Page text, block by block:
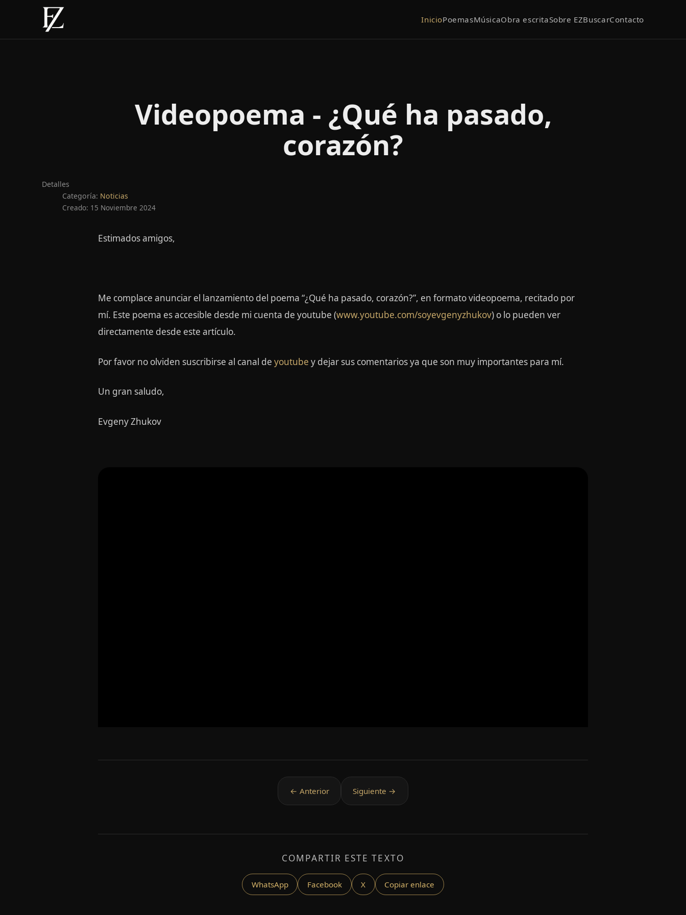
InicioPoemasMúsicaObra escritaSobre EZBuscarContacto
Videopoema - ¿Qué ha pasado,
corazón?
Detalles
Categoría: Noticias
Creado: 15 Noviembre 2024
Estimados amigos,
Me complace anunciar el lanzamiento del poema “¿Qué ha pasado, corazón?”, en formato videopoema, recitado por
mí. Este poema es accesible desde mi cuenta de youtube (www.youtube.com/soyevgenyzhukov) o lo pueden ver
directamente desde este artículo.
Por favor no olviden suscribirse al canal de youtube y dejar sus comentarios ya que son muy importantes para mí.
Un gran saludo,
Evgeny Zhukov
COMPARTIR ESTE TEXTO
WhatsApp Facebook X Copiar enlace